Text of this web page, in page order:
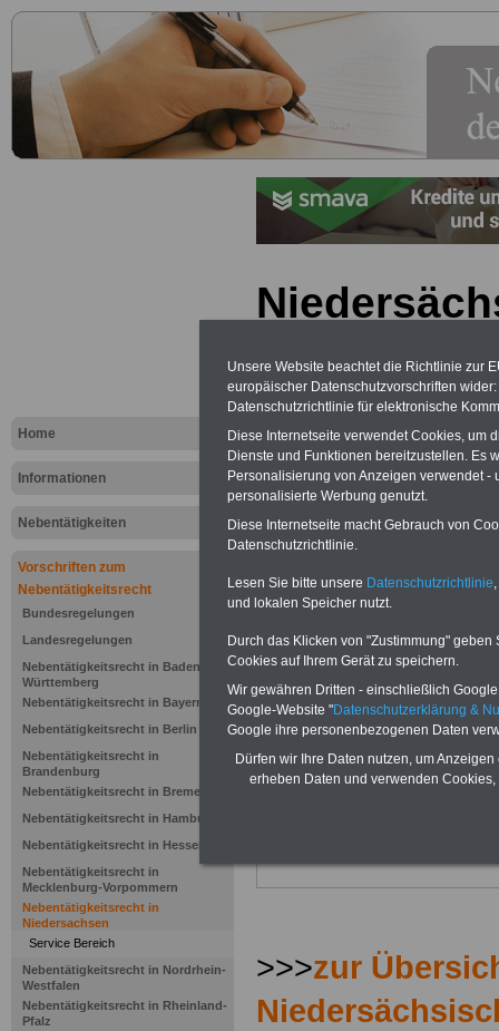
Home
Informationen
Nebentätigkeiten
Vorschriften zum
Nebentätigkeitsrecht
Bundesregelungen
Landesregelungen
Nebentätigkeitsrecht in Baden-
Württemberg
Nebentätigkeitsrecht in Bayern
Nebentätigkeitsrecht in Berlin
Nebentätigkeitsrecht in
Brandenburg
Nebentätigkeitsrecht in Bremen
Nebentätigkeitsrecht in Hamburg
Nebentätigkeitsrecht in Hessen
Nebentätigkeitsrecht in
Mecklenburg-Vorpommern
Nebentätigkeitsrecht in
Niedersachsen
Service Bereich
Nebentätigkeitsrecht in Nordrhein-
Westfalen
Nebentätigkeitsrecht in Rheinland-
Pfalz
(NNVO): §
ärztlichen
>>>zur
Unsere Website beachtet die Richtlinie zur
europäischer Datenschutzvorschriften
Datenschutzrichtlinie für elektronische
Diese Internetseite verwendet Cookies, um
Dienste und Funktionen bereitzustellen. Es
Personalisierung von Anzeigen verwendet
personalisierte Werbung genutzt.
Diese Internetseite macht Gebrauch von
Datenschutzrichtlinie.
Lesen Sie bitte unsere Datenschutzrichtlinie
und lokalen Speicher nutzt.
Durch das Klicken von "Zustimmung"
Cookies auf Ihrem Gerät zu speichern.
Wir gewähren Dritten - einschließlich
Google-Website "Datenschutzerklärung &
Google ihre personenbezogenen Daten
Dürfen wir Ihre Daten nutzen, um
erheben Daten und verwenden